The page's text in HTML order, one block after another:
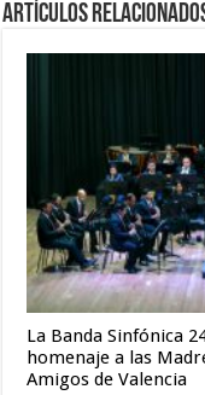
Artículos
La Banda Sinfónica
homenaje a las
Amigos de Valencia